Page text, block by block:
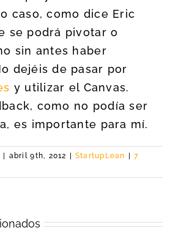
caso, como dice Eric
se podrá pivotar o
sin antes haber
dejéis de pasar por
y utilizar el Canvas.
como no podía ser
es importante para mí.
abril 9th, 2012 StartupLean
7